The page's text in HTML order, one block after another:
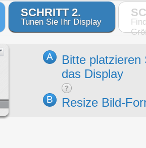
SCHRITT 2.
Tunen Sie Ihr Display
A
Bitte platzieren
das Display
B Resize Bild-